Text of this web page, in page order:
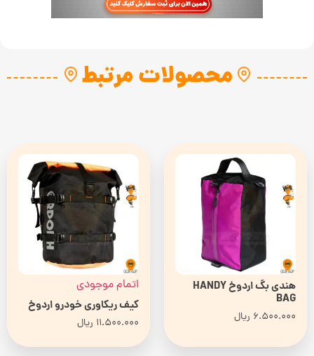
محصولات مرتبط
هندی بگ اردوخ HANDY
BAG
6.500.000 ریال
اتمام موجودی
کیف ریکاوری خودرو اردوخ
11.500.000 ریال